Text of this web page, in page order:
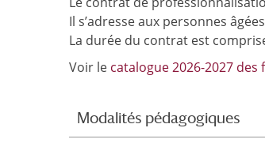
Il s’adresse aux personnes
La durée du contrat est
Voir le catalogue 2026-2027
Modalités pédagogiques